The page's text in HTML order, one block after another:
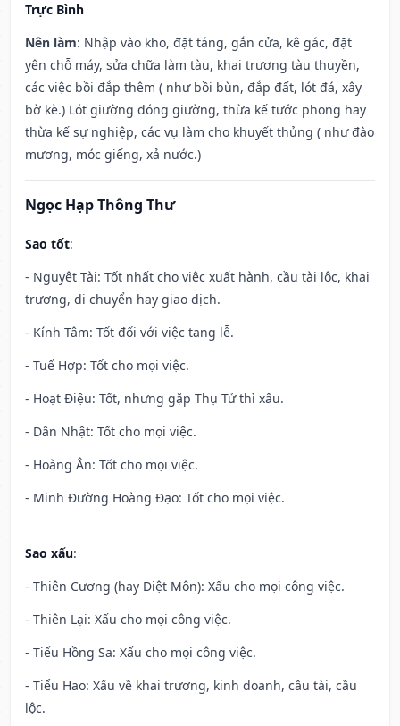
Trực Bình
Nên làm: Nhập vào kho, đặt táng, gắn cửa, kê gác, đặt
yên chỗ máy, sửa chữa làm tàu, khai trương tàu thuyền,
các việc bồi đắp thêm ( như bồi bùn, đắp đất, lót đá, xây
bờ kè.) Lót giường đóng giường, thừa kế tước phong hay
thừa kế sự nghiệp, các vụ làm cho khuyết thủng ( như đào
mương, móc giếng, xả nước.)
Ngọc Hạp Thông Thư
Sao tốt:
- Nguyệt Tài: Tốt nhất cho việc xuất hành, cầu tài lộc, khai
trương, di chuyển hay giao dịch.
- Kính Tâm: Tốt đối với việc tang lễ.
- Tuế Hợp: Tốt cho mọi việc.
- Hoạt Điệu: Tốt, nhưng gặp Thụ Tử thì xấu.
- Dân Nhật: Tốt cho mọi việc.
- Hoàng Ân: Tốt cho mọi việc.
- Minh Đường Hoàng Đạo: Tốt cho mọi việc.
Sao xấu:
- Thiên Cương (hay Diệt Môn): Xấu cho mọi công việc.
- Thiên Lại: Xấu cho mọi công việc.
- Tiểu Hồng Sa: Xấu cho mọi công việc.
- Tiểu Hao: Xấu về khai trương, kinh doanh, cầu tài, cầu
lộc.